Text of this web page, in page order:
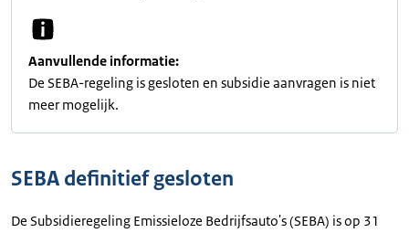
Aanvullende informatie:
De SEBA-regeling is gesloten en subsidie aanvragen is niet
meer mogelijk.
SEBA definitief gesloten
De Subsidieregeling Emissieloze Bedrijfsauto's (SEBA) is op 31